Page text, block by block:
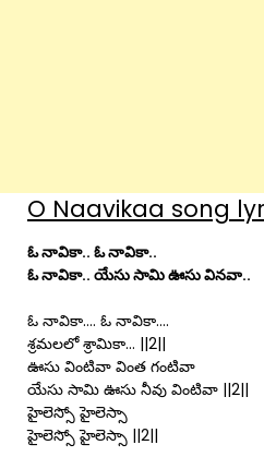
O Naavikaa song
ఓ నావికా.. ఓ నావికా..
ఓ నావికా.. యేసు సామి ఊసు వినవా..
ఓ నావికా…. ఓ నావికా….
శ్రమలలో శ్రామికా… ||2||
ఊసు వింటివా వింత గంటివా
యేసు సామి ఊసు నీవు వింటివా ||2||
హైలెస్సో హైలెస్సా
హైలెస్సో హైలెస్సా ||2||